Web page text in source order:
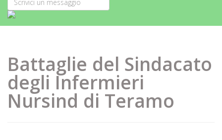
Battaglie del Sindacato
degli Infermieri
Nursind di Teramo